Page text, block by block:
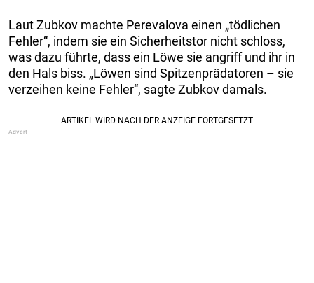
Laut Zubkov machte Perevalova einen „tödlichen
Fehler“, indem sie ein Sicherheitstor nicht schloss,
was dazu führte, dass ein Löwe sie angriff und ihr in
den Hals biss. „Löwen sind Spitzenprädatoren – sie
verzeihen keine Fehler“, sagte Zubkov damals.